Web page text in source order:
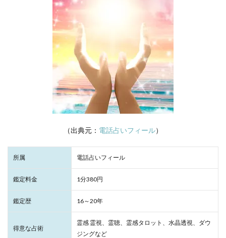
（出典元： 電話占いフィール）
所属 電話占いフィール
鑑定料金 1分380円
鑑定歴 16～20年
得意な占術
霊感 霊視、霊聴、霊感タロット、水晶透視、ダウ
ジングなど